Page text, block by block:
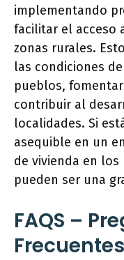
implementando
facilitar el acceso
zonas rurales.
las condiciones
pueblos,
contribuir al
localidades. Si
asequible en un
de vivienda en
pueden ser una
FAQS –
Frecuentes